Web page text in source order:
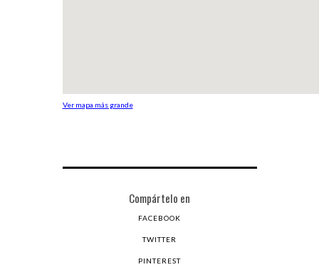
Ver mapa más grande
Compártelo en
FACEBOOK
TWITTER
PINTEREST